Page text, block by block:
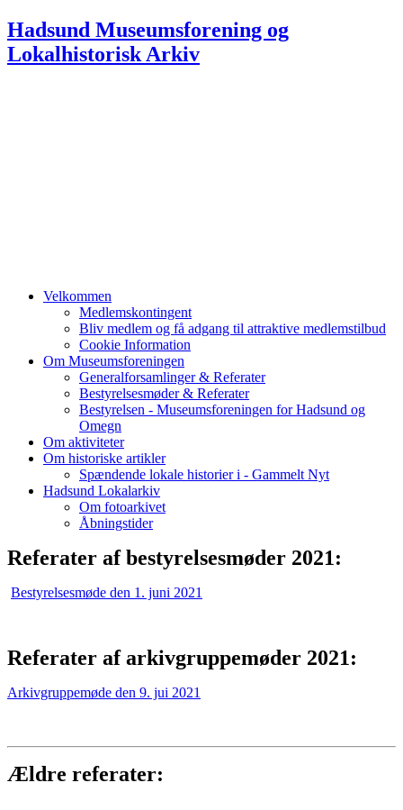
Hadsund Museumsforening og
Lokalhistorisk Arkiv
Velkommen
Medlemskontingent
Bliv medlem og få adgang til attraktive medlemstilbud
Cookie Information
Om Museumsforeningen
Generalforsamlinger & Referater
Bestyrelsesmøder & Referater
Bestyrelsen - Museumsforeningen for Hadsund og
Omegn
Om aktiviteter
Om historiske artikler
Spændende lokale historier i - Gammelt Nyt
Hadsund Lokalarkiv
Om fotoarkivet
Åbningstider
Referater af bestyrelsesmøder 2021:
Bestyrelsesmøde den 1. juni 2021
Referater af arkivgruppemøder 2021:
Arkivgruppemøde den 9. jui 2021
Ældre referater: